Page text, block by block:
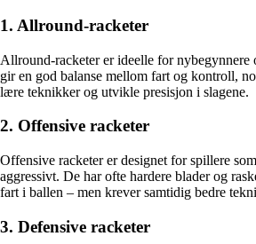
1. Allround-racketer
Allround-racketer er ideelle for nybegynnere
gir en god balanse mellom fart og kontroll,
lære teknikker og utvikle presisjon i slagene.
2. Offensive racketer
Offensive racketer er designet for spillere
aggressivt. De har ofte hardere blader og
fart i ballen – men krever samtidig bedre
3. Defensive racketer